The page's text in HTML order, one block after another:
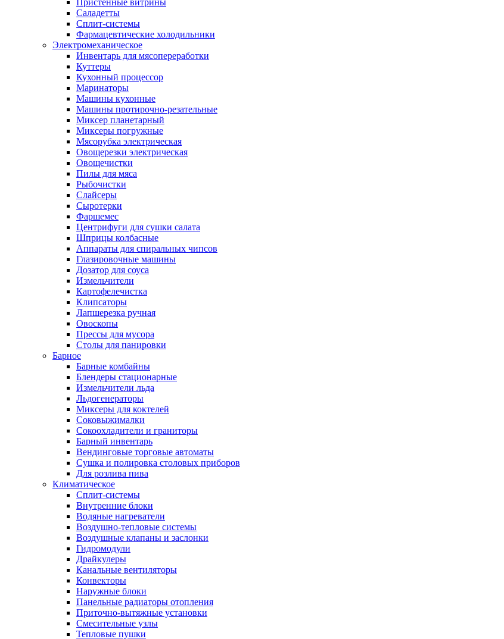
Пристенные витрины
Саладетты
Сплит-системы
Фармацевтические холодильники
Электромеханическое
Инвентарь для мясопереработки
Куттеры
Кухонный процессор
Маринаторы
Машины кухонные
Машины протирочно-резательные
Миксер планетарный
Миксеры погружные
Мясорубка электрическая
Овощерезки электрическая
Овощечистки
Пилы для мяса
Рыбочистки
Слайсеры
Сыротерки
Фаршемес
Центрифуги для сушки салата
Шприцы колбасные
Аппараты для спиральных чипсов
Глазировочные машины
Дозатор для соуса
Измельчители
Картофелечистка
Клипсаторы
Лапшерезка ручная
Овоскопы
Прессы для мусора
Столы для панировки
Барное
Барные комбайны
Блендеры стационарные
Измельчители льда
Льдогенераторы
Миксеры для коктелей
Соковыжималки
Сокоохладители и граниторы
Барный инвентарь
Вендинговые торговые автоматы
Сушка и полировка столовых приборов
Для розлива пива
Климатическое
Сплит-системы
Внутренние блоки
Водяные нагреватели
Воздушно-тепловые системы
Воздушные клапаны и заслонки
Гидромодули
Драйкулеры
Канальные вентиляторы
Конвекторы
Наружные блоки
Панельные радиаторы отопления
Приточно-вытяжные установки
Смесительные узлы
Тепловые пушки